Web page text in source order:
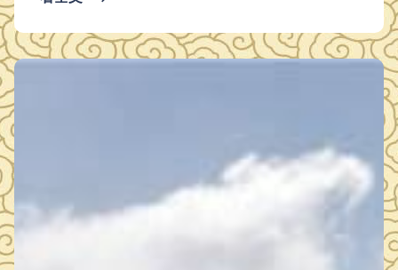
。验收通过后一次性付款，未通过不予付款。 三、采购预算
。 四、投标人资格要求 （一）供应商的基本资格条件 …